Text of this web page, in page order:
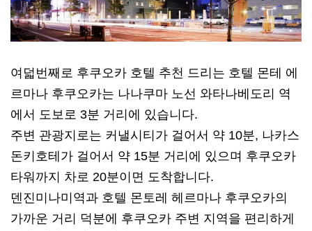
여덟번째로 후쿠오카 호텔 추천 드리는 호텔 몬테 에
르마나 후쿠오카는 나나쿠마 노선 와타나베도리 역
에서 도보로 3분 거리에 있습니다.
주변 관광지로는 커낼시티가 걸어서 약 10분, 나카스
돈키호테가 걸어서 약 15분 거리에 있으며 후쿠오카
타워까지 차로 20분이면 도착합니다.
덴진미나미역과 호텔 몬토레 헤르마나 후쿠오카의
가까운 거리 덕분에 후쿠오카 주변 지역을 편리하게